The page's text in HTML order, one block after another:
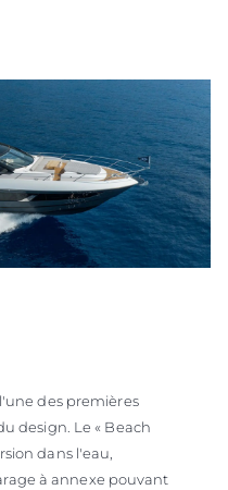
des premières
design. Le « Beach
dans l'eau,
à annexe pouvant